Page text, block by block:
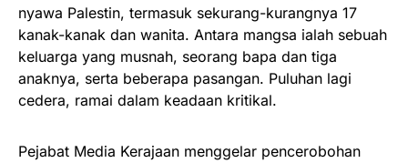
nyawa Palestin, termasuk sekurang-kurangnya 17
kanak-kanak dan wanita. Antara mangsa ialah sebuah
keluarga yang musnah, seorang bapa dan tiga
anaknya, serta beberapa pasangan. Puluhan lagi
cedera, ramai dalam keadaan kritikal.
Pejabat Media Kerajaan menggelar pencerobohan